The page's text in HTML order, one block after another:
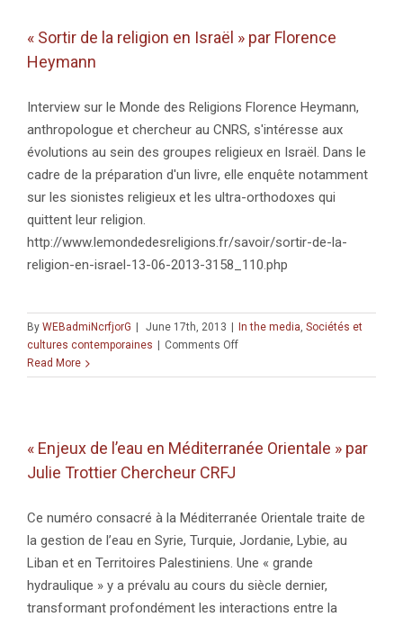
i24news
« Sortir de la religion en Israël » par Florence
Heymann
Interview sur le Monde des Religions Florence Heymann,
anthropologue et chercheur au CNRS, s'intéresse aux
évolutions au sein des groupes religieux en Israël. Dans le
cadre de la préparation d'un livre, elle enquête notamment
sur les sionistes religieux et les ultra-orthodoxes qui
quittent leur religion.
http://www.lemondedesreligions.fr/savoir/sortir-de-la-
religion-en-israel-13-06-2013-3158_110.php
By WEBadmiNcrfjorG June 17th, 2013 In the media, Sociétés et
cultures contemporaines
Comments Offon
de
Israël »
Read More
« Enjeux de l’eau en Méditerranée Orientale » par
Julie Trottier Chercheur CRFJ
Ce numéro consacré à la Méditerranée Orientale traite de
la gestion de l’eau en Syrie, Turquie, Jordanie, Lybie, au
Liban et en Territoires Palestiniens. Une « grande
hydraulique » y a prévalu au cours du siècle dernier,
transformant profondément les interactions entre la